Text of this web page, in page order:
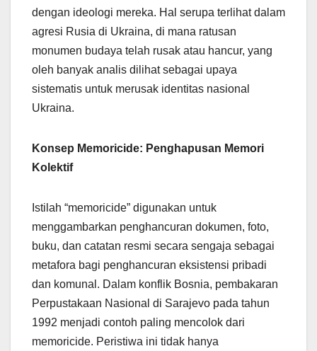
dengan ideologi mereka. Hal serupa terlihat dalam
agresi Rusia di Ukraina, di mana ratusan
monumen budaya telah rusak atau hancur, yang
oleh banyak analis dilihat sebagai upaya
sistematis untuk merusak identitas nasional
Ukraina.
Konsep Memoricide: Penghapusan Memori
Kolektif
Istilah “memoricide” digunakan untuk
menggambarkan penghancuran dokumen, foto,
buku, dan catatan resmi secara sengaja sebagai
metafora bagi penghancuran eksistensi pribadi
dan komunal. Dalam konflik Bosnia, pembakaran
Perpustakaan Nasional di Sarajevo pada tahun
1992 menjadi contoh paling mencolok dari
memoricide. Peristiwa ini tidak hanya